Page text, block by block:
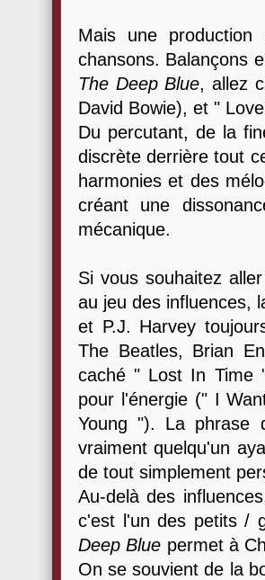
Mais une
chansons. Balançons
The Deep Blue, allez
David Bowie), et "
Du percutant, de la
discrète derrière tout
harmonies et des
créant une
mécanique.
Si vous souhaitez
au jeu des influences,
et P.J. Harvey
The Beatles, Brian
caché " Lost In Time
pour l'énergie (" I
Young "). La phrase
vraiment quelqu'un
de tout simplement
Au-delà des
c'est l'un des petits /
Deep Blue permet à
On se souvient de la